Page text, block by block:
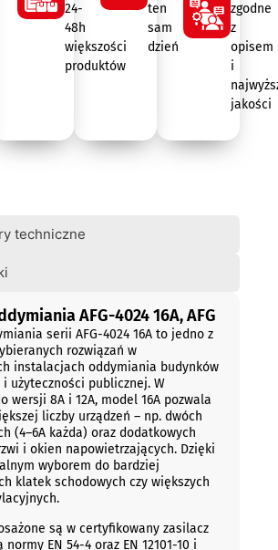
24-
48h
większości
produktów
ten
sam
dzień
zgodne
z
opisem
i
jakości
techniczne
AFG-4024 16A, AFG
serii AFG-4024 16A to jedno z
rozwiązań w
instalacjach oddymiania budynków
użyteczności publicznej. W
wersji 8A i 12A, model 16A pozwala
liczby urządzeń – np. dwóch
(4–6A każda) oraz dodatkowych
i okien napowietrzających. Dzięki
wyborem do bardziej
klatek schodowych czy większych
są w certyfikowany zasilacz
normy EN 54-4 oraz EN 12101-10 i